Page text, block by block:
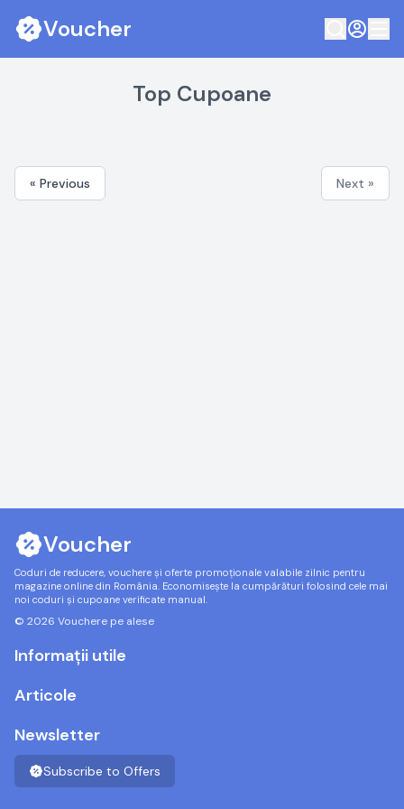
Voucher
Top Cupoane
« Previous Next »
Voucher
Coduri de reducere, vouchere și oferte promoționale valabile zilnic pentru
magazine online din România. Economisește la cumpărături folosind cele mai
noi coduri și cupoane verificate manual.
© 2026 Vouchere pe alese
Informații utile
Articole
Newsletter
Subscribe to Offers